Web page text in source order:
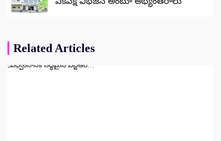
Related Articles